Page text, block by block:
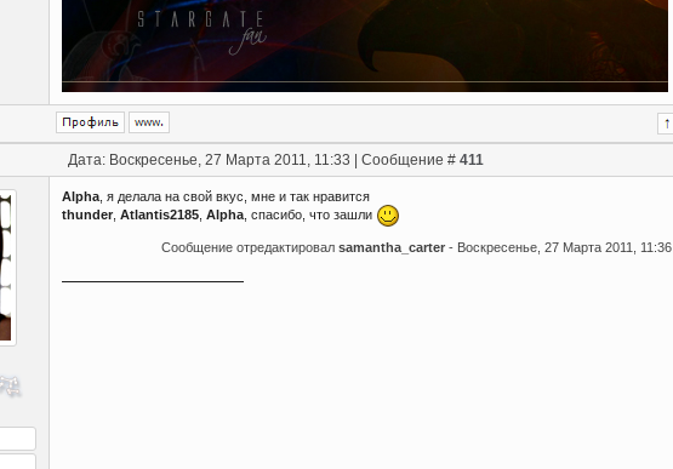
Дата: Воскресенье, 27 Марта 2011, 11:33 | Сообщение # 411
Alpha , я делала на свой вкус, мне и так нравится
thunder Atlantis2185 Alpha , спасибо, что зашли
Сообщение отредактировал samantha_carter - Воскресенье, 27 Марта 2011, 11:36